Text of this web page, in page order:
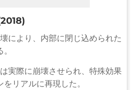
により、内部に閉じ込められた
実際に崩壊させられ、特殊効果
リアルに再現した。